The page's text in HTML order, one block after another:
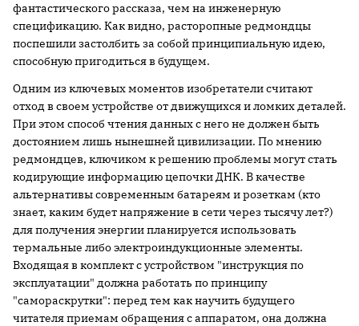
фантастического рассказа, чем на инженерную
спецификацию. Как видно, расторопные редмондцы
поспешили застолбить за собой принципиальную идею,
способную пригодиться в будущем.
Одним из ключевых моментов изобретатели считают
отход в своем устройстве от движущихся и ломких деталей.
При этом способ чтения данных с него не должен быть
достоянием лишь нынешней цивилизации. По мнению
редмондцев, ключиком к решению проблемы могут стать
кодирующие информацию цепочки ДНК. В качестве
альтернативы современным батареям и розеткам (кто
знает, каким будет напряжение в сети через тысячу лет?)
для получения энергии планируется использовать
термальные либо электроиндукционные элементы.
Входящая в комплект с устройством "инструкция по
эксплуатации" должна работать по принципу
"самораскрутки": перед тем как научить будущего
читателя приемам обращения с аппаратом, она должна